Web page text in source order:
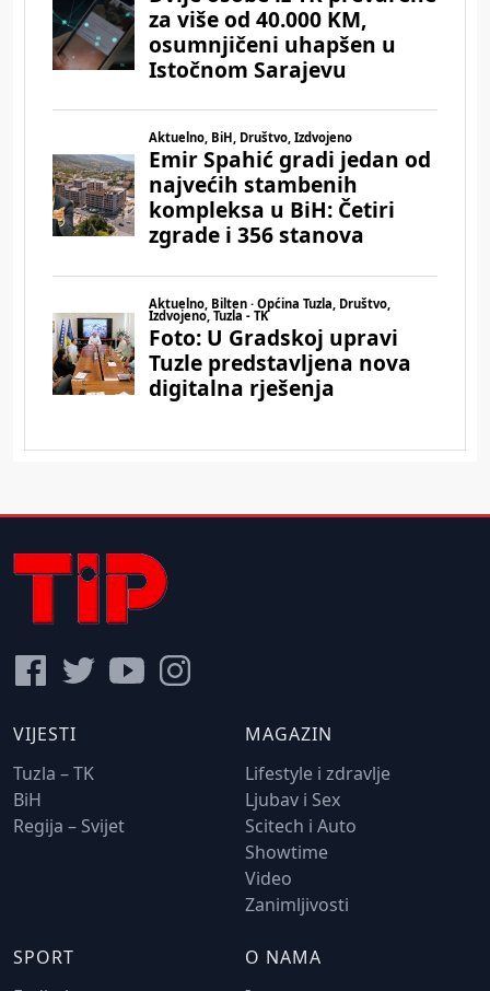
VIJESTI
Tuzla – TK
BiH
Regija – Svijet
MAGAZIN
Lifestyle i zdravlje
Ljubav i Sex
Scitech i Auto
Showtime
Video
Zanimljivosti
SPORT
O NAMA